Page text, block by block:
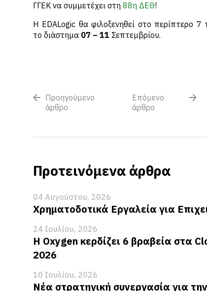
ΓΓΕΚ να συμμετέχει στη 88η ΔΕΘ!
Η EDALogic θα φιλοξενηθεί στο περίπτερο
το διάστημα 07 – 11 Σεπτεμβρίου.
Προηγούμενο
άρθρο
Επόμενο
άρθρο
Προτεινόμενα άρθρα
04 Αυγούστου, 2026
Χρηματοδοτικά Εργαλεία για
24 Ιουλίου, 2026
Η Oxygen κερδίζει 6 βραβεία στα
2026
10 Ιουλίου, 2026
Νέα στρατηγική συνεργασία για